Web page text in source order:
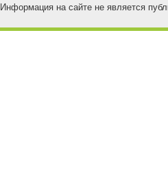
Информация на сайте не является